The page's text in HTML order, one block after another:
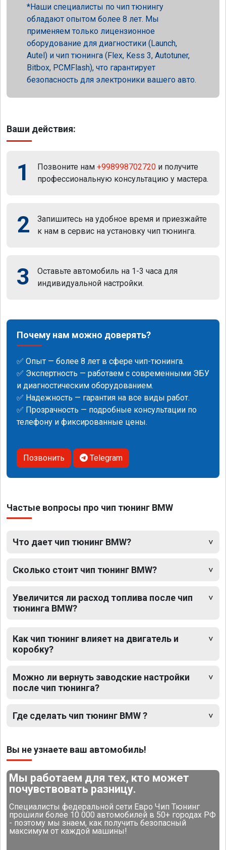
Наши специалисты по чип тюнингу
обладают опытом более 8 лет. Мы
применяем только лицензионное
оборудование для диагностики (Launch,
Autel) и чип тюнинга (Flex, Kess 3, Autotuner,
Bitbox, PCMFlash), что гарантирует
безопасность для электроники вашего авто.
Ваши действия:
1 Позвоните нам +998998702720 и получите
профессиональную консультацию у мастера.
2
Запишитесь на удобное время и приезжайте
к нам в сервис на установку чип тюнинга.
3
Оставьте автомобиль на 1-3 часа для
индивидуальной настройки.
Почему нам можно доверять?
✅ Опыт — более 8 лет в сфере чип-тюнинга.
✅ Экспертность — работаем с современными ЭБУ
и диагностическим оборудованием.
✅ Надежность — гарантия на все виды работ.
✅ Прозрачность — подробные консультации по
телефону и фиксированные цены.
Позвонить Telegram
Частые вопросы про чип тюнинг BMW
Что дает чип тюнинг BMW?
Сколько стоит чип тюнинг BMW?
Увеличится ли расход топлива после чип
тюнинга BMW?
Как чип тюнинг влияет на двигатель и
коробку?
Можно ли вернуть заводские настройки
после чип тюнинга?
Где сделать чип тюнинг BMW ?
Вы не узнаете ваш автомобиль!
Мы работаем для тех, кто может
почувствовать разницу.
Специалисты федеральной сети Евро Чип Тюнинг
прошили более 10 000 автомобилей в 50+ городах РФ
- поэтому мы знаем, как получить безопасный
максимум от каждой машины!